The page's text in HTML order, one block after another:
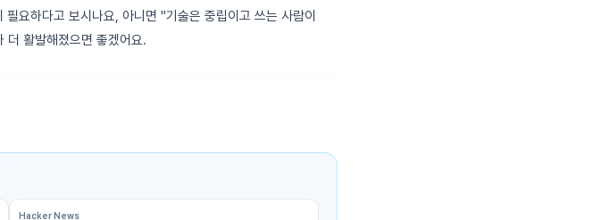
요하다고 보시나요, 아니면 "기술은 중립이고 쓰는 사람이
더 활발해졌으면 좋겠어요.
Hacker News